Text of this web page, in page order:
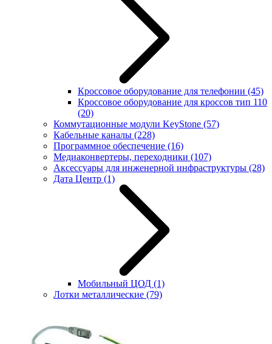
Кроссовое оборудование для телефонии (45)
Кроссовое оборудование для кроссов тип 110
(20)
Коммутационные модули KeyStone (57)
Кабельные каналы (228)
Программное обеспечение (16)
Медиаконвертеры, переходники (107)
Аксессуары для инженерной инфраструктуры (28)
Дата Центр (1)
Мобильный ЦОД (1)
Лотки металлические (79)